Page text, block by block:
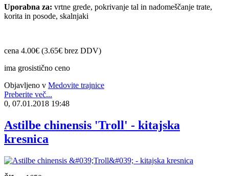
Uporabna za: vrtne grede, pokrivanje tal in nadomeščanje trate,
korita in posode, skalnjaki
cena 4.00€ (3.65€ brez DDV)
ima grosistično ceno
Objavljeno v Medovite trajnice
Preberite več...
0, 07.01.2018 19:48
Astilbe chinensis 'Troll' - kitajska
kresnica